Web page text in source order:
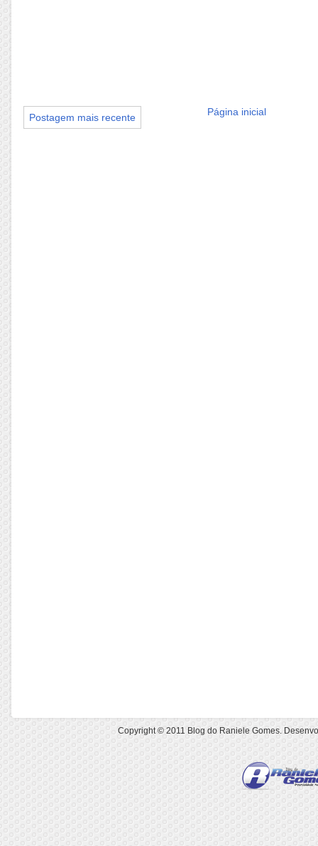
Postagem mais recente Página inicial
Copyright © 2011Blog do Raniele Gomes.